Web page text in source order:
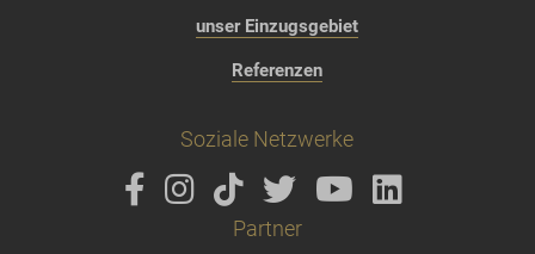
unser Einzugsgebiet
Referenzen
Soziale Netzwerke
Partner